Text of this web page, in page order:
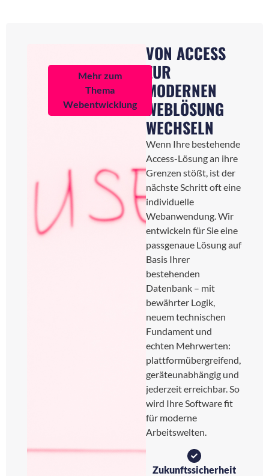
VON ACCESS
ZUR
MODERNEN
WEBLÖSUNG
WECHSELN
Wenn Ihre bestehende
Access-Lösung an ihre
Grenzen stößt, ist der
nächste Schritt oft eine
individuelle
Webanwendung. Wir
entwickeln für Sie eine
passgenaue Lösung auf
Basis Ihrer
bestehenden
Datenbank – mit
bewährter Logik,
neuem technischen
Fundament und
echten Mehrwerten:
plattformübergreifend,
geräteunabhängig und
jederzeit erreichbar. So
wird Ihre Software fit
für moderne
Arbeitswelten.
Zukunftssicherheit
Mehr zum
Thema
Webentwicklung